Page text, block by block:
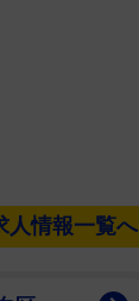
人情報一覧へ